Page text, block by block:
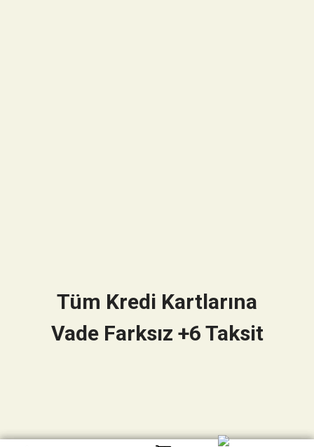
Tüm Kredi Kartlarına
Vade Farksız +6 Taksit